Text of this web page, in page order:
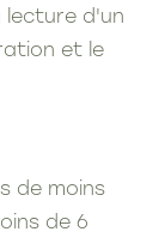
lecture d'un
et le
de moins
de 6